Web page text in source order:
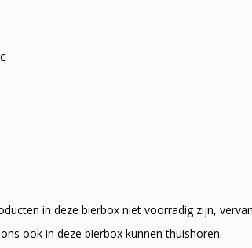
in deze bierbox niet voorradig zijn,
ook in deze bierbox kunnen thuishoren.